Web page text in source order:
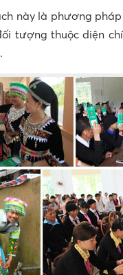
này là phương
tượng thuộc diện